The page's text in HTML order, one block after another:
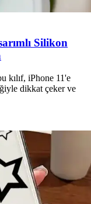
Silikon
kılıf, iPhone 11'e
dikkat çeker ve